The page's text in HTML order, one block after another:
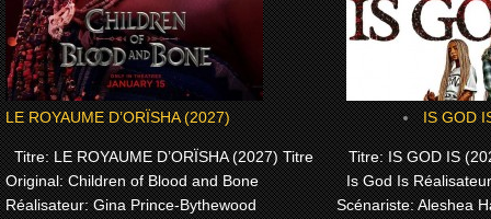
LE ROYAUME D’ORÏSHA (2027)
Titre: LE ROYAUME D’ORÏSHA (2027) Titre
Original: Children of Blood and Bone
Réalisateur: Gina Prince-Bythewood
IS GOD
Titre: IS GOD IS
Is God Is
Scénariste: Aleshea